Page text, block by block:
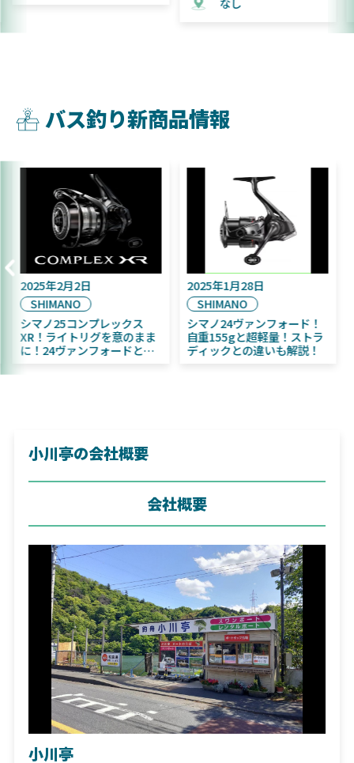
バス釣り新商品情報
年9月16日
DAIWA
年11月発売予定！
ふく魚／ちびふく魚
ッグベイト初心者にお
2025年2月2日
SHIMANO
シマノ25コンプレックス
XR！ライトリグを意のまま
に！24ヴァンフォードとの
小川亭の会社概要
会社概要
小川亭